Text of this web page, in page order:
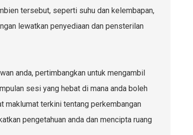
tersebut, seperti suhu dan kelembapan,
lewatkan penyediaan dan pensterilan
anda, pertimbangkan untuk mengambil
sesi yang hebat di mana anda boleh
maklumat terkini tentang perkembangan
pengetahuan anda dan mencipta ruang